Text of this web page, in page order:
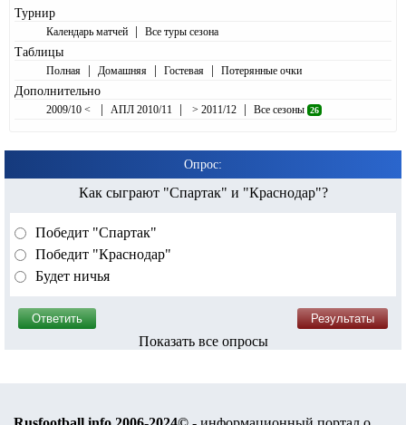
Турнир
Календарь матчей | Все туры сезона
Таблицы
Полная | Домашняя | Гостевая | Потерянные очки
Дополнительно
2009/10 < | АПЛ 2010/11 | > 2011/12 | Все сезоны 26
Опрос:
Как сыграют "Спартак" и "Краснодар"?
Победит "Спартак"
Победит "Краснодар"
Будет ничья
Показать все опросы